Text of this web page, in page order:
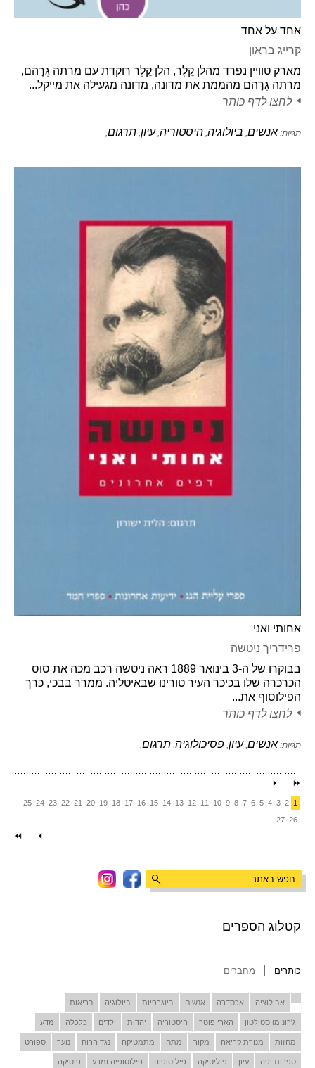
קטלוג הספרים
כותרים מחברים
אבולוציה אכסדרה אנשים ביוגרפיות ביולוגיה בריאות
ג'רונימו סטילטון הארי פוטר היסטוריה יהדות ילדים כלכלה מדע
מחזות מנורת קריאה מקור מתח מתמטיקה נגד הרוח נוער ספורט
ספרות יפה עיון פוליטיקה פילוסופיה פילוסופיה ומדע פיסיקה
אחד על אחד
קרייג בראון
מארק טוויין נפרד מהלן קֵלֶר, הלן קֵלֶר רוקדת עם מרתה גְרָהם,
מרתה גְרָהם מהממת את מדונה, מדונה מגעילה את מייקל...
לחצו לדף כותר
תגיות:אנשים, ביולוגיה, היסטוריה,עיון, תרגום,
אחותי ואני
פרידריך ניטשה
בבוקרו של ה-3 בינואר 1889 ראה ניטשה רכב מכה את סוס
הכרכרה שלו בכיכר העיר טורינו שבאיטליה. ממרר בבכי, כרך
הפילוסוף את...
לחצו לדף כותר
תגיות:אנשים,עיון, פסיכולוגיה, תרגום,
1
2
3
4
5
6
7
8
9
10
11
12
13
14
15
16
17
18
19
20
21
22
23
24
25
26
27